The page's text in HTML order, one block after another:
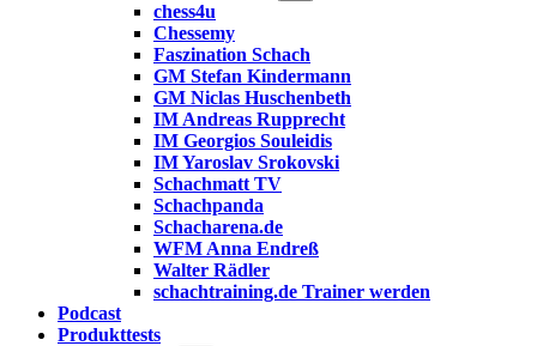
chess4u
Chessemy
Faszination Schach
GM Stefan Kindermann
GM Niclas Huschenbeth
IM Andreas Rupprecht
IM Georgios Souleidis
IM Yaroslav Srokovski
Schachmatt TV
Schachpanda
Schacharena.de
WFM Anna Endreß
Walter Rädler
schachtraining.de Trainer werden
Podcast
Produkttests